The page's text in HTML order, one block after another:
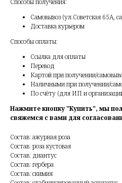
Способы получения:
Самовывоз (ул.Советская 65А,
Доставка курьером
Способы оплаты:
Ссылка для оплаты
Перевод
Картой при получении/
Наличными при получении/
По счёту (для ИП и
Нажмите кнопку "Купить", мы
свяжемся с вами для
Состав: ажурная роза
Состав: роза кустовая
Состав: диантус
Состав: гербера
Состав: скимия